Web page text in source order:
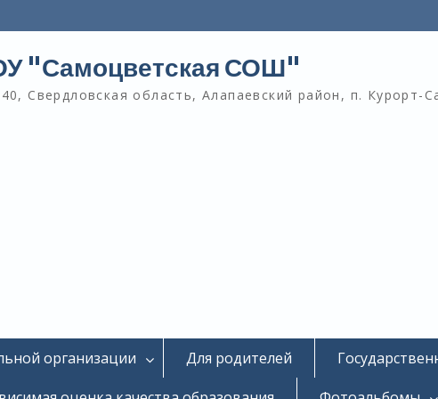
"Самоцветская СОШ"
Свердловская область, Алапаевский район, п. Курорт-
организации Для родителей